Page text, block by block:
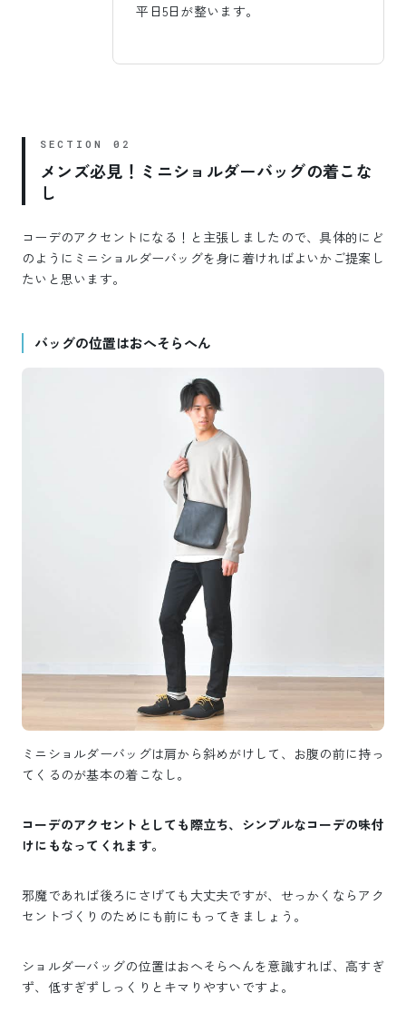
平日5日が整います。
メンズ必見！ミニショルダーバッグの着こな
し
コーデのアクセントになる！と主張しましたので、具体的にど
のようにミニショルダーバッグを身に着ければよいかご提案し
たいと思います。
バッグの位置はおへそらへん
ミニショルダーバッグは肩から斜めがけして、お腹の前に持っ
てくるのが基本の着こなし。
コーデのアクセントとしても際立ち、シンプルなコーデの味付
けにもなってくれます。
邪魔であれば後ろにさげても大丈夫ですが、せっかくならアク
セントづくりのためにも前にもってきましょう。
ショルダーバッグの位置はおへそらへんを意識すれば、高すぎ
ず、低すぎずしっくりとキマりやすいですよ。